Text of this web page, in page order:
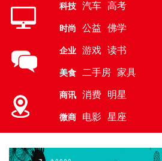
科技 汽车 高考
时尚 公益 佛学
企业 游戏 读书
美食 二手房 家具
商讯 消费 明星
微商 电影 星座